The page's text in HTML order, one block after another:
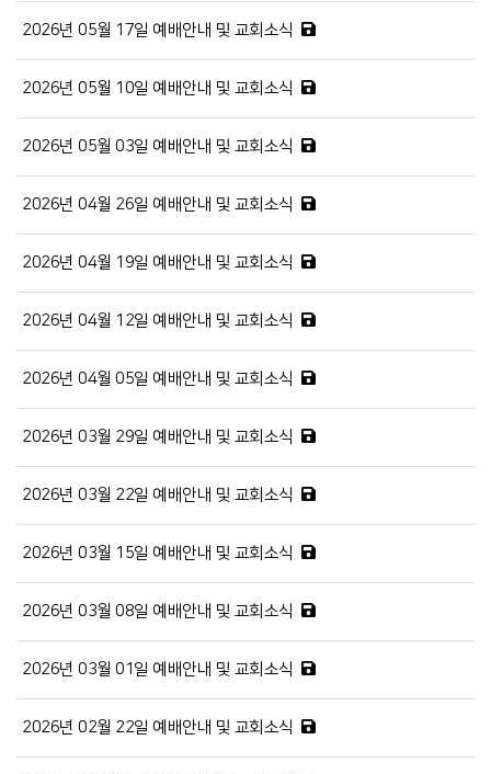
2026년 05월 17일 예배안내 및 교회소식
2026년 05월 10일 예배안내 및 교회소식
2026년 05월 03일 예배안내 및 교회소식
2026년 04월 26일 예배안내 및 교회소식
2026년 04월 19일 예배안내 및 교회소식
2026년 04월 12일 예배안내 및 교회소식
2026년 04월 05일 예배안내 및 교회소식
2026년 03월 29일 예배안내 및 교회소식
2026년 03월 22일 예배안내 및 교회소식
2026년 03월 15일 예배안내 및 교회소식
2026년 03월 08일 예배안내 및 교회소식
2026년 03월 01일 예배안내 및 교회소식
2026년 02월 22일 예배안내 및 교회소식